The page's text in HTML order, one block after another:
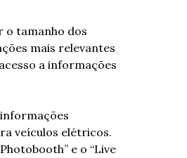
o tamanho dos
mais relevantes
a informações
veículos elétricos.
e o “Live